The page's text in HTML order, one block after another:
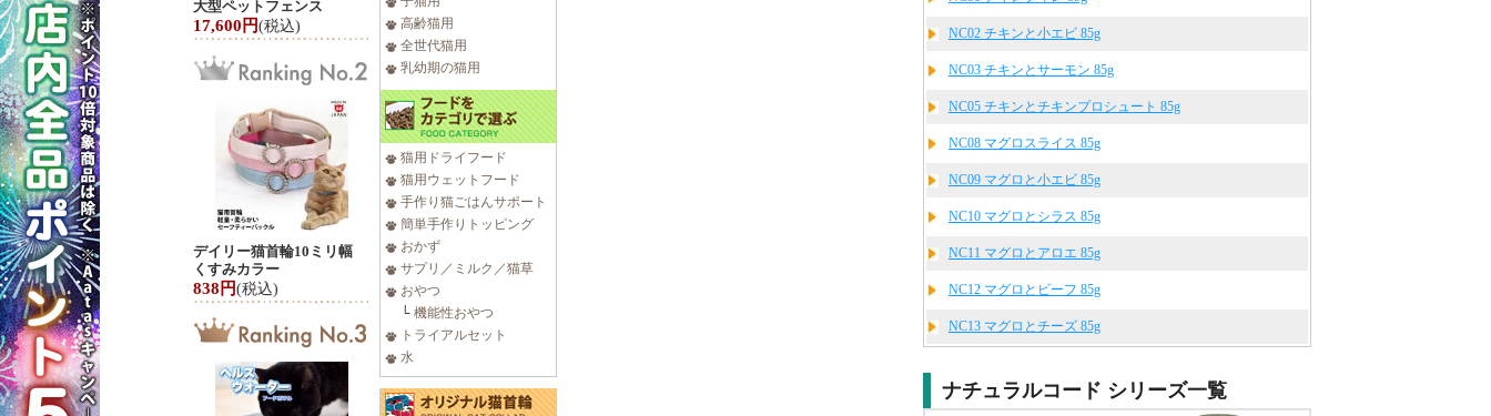
大型ペットフェンス
17,600円(税込)
デイリー猫首輪10ミリ幅
くすみカラー
838円(税込)
高齢猫用
全世代猫用
乳幼期の猫用
猫用ドライフード
猫用ウェットフード
手作り猫ごはんサポート
簡単手作りトッピング
おかず
サプリ／ミルク／猫草
おやつ
└ 機能性おやつ
トライアルセット
水
NC02 チキンと小エビ 85g
NC03 チキンとサーモン 85g
NC05 チキンとチキンプロシュート 85g
NC08 マグロスライス 85g
NC09 マグロと小エビ 85g
NC10 マグロとシラス 85g
NC11 マグロとアロエ 85g
NC12 マグロとビーフ 85g
NC13 マグロとチーズ 85g
ナチュラルコード シリーズ一覧